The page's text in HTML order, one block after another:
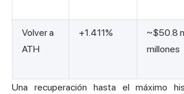
Volver a
ATH
+1.411%
~$50.8
millones
Una recuperación hasta el máximo